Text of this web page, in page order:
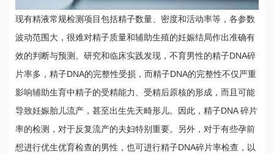
现有精液常规检测项目包括精子数量、密度和活动率等，各参数
波动范围大，很难对精子质量和辅助生殖的妊娠结局作出准确有
效的判断与预测。研究和临床实践发现，不育男性的精子DNA碎
片率多，精子DNA的完整性受损，而精子DNA的完整性不仅严重
影响辅助生育中精子的受精能力、受精后原核的形成，而且可能
导致妊娠胎儿流产，甚至出生先天畸形儿。因此，精子DNA 碎片
率的检测，对于反复流产的夫妇特别重要。另外，对于有些孕前
想进行优生优育检查的男性，也可进行精子DNA碎片率检查，以